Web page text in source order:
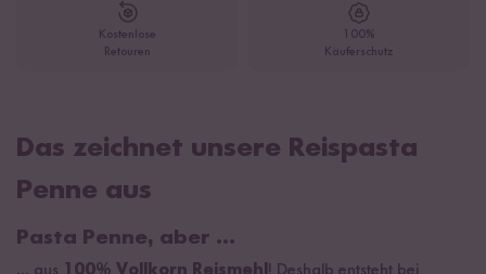
Kostenlose
Retouren
100%
Käuferschutz
Das zeichnet unsere Reispasta
Penne aus
Pasta Penne, aber ...